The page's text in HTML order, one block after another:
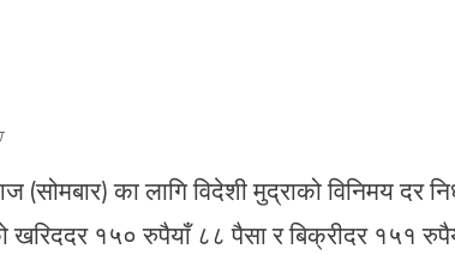
का लागि विदेशी मुद्राको विनिमय दर
१५० रुपैयाँ ८८ पैसा र बिक्रीदर १५१